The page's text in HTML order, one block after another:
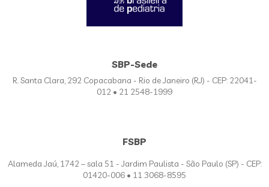
SBP-Sede
R. Santa Clara, 292 Copacabana - Rio de Janeiro (RJ) - CEP: 22041-
012 • 21 2548-1999
FSBP
Alameda Jaú, 1742 – sala 51 - Jardim Paulista - São Paulo (SP) - CEP:
01420-006 • 11 3068-8595